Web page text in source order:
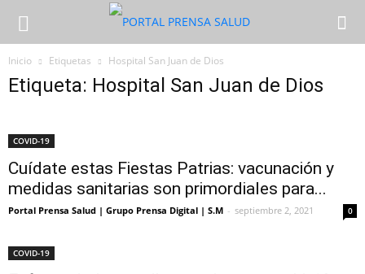
Inicio Etiquetas Hospital San Juan de Dios
Etiqueta: Hospital San Juan de Dios
COVID-19
Cuídate estas Fiestas Patrias: vacunación y
medidas sanitarias son primordiales para...
Portal Prensa Salud | Grupo Prensa Digital | S.M - septiembre 2, 2021 0
COVID-19